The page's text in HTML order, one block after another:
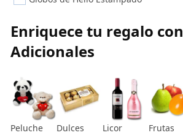
Enriquece tu regalo con
Adicionales
Peluche Dulces Licor Frutas